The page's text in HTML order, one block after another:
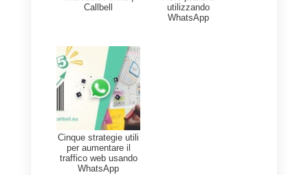
la velocità con cui è possibile
importante notare che un
potenziale svantaggio è il costo
associato al suo utilizzo.